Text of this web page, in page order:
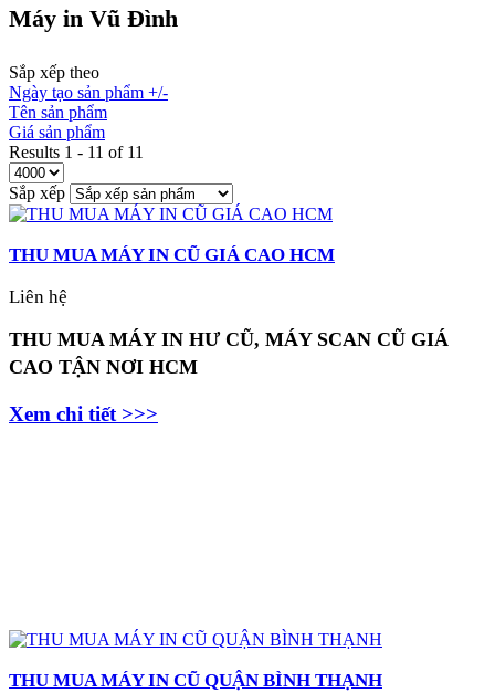
Máy in Vũ Đình
Sắp xếp theo
Ngày tạo sản phẩm +/-
Tên sản phẩm
Giá sản phẩm
Results 1 - 11 of 11
Sắp xếp
THU MUA MÁY IN CŨ GIÁ CAO HCM
Liên hệ
THU MUA MÁY IN HƯ CŨ, MÁY SCAN CŨ GIÁ
CAO TẬN NƠI HCM
Xem chi tiết >>>
THU MUA MÁY IN CŨ QUẬN BÌNH THẠNH